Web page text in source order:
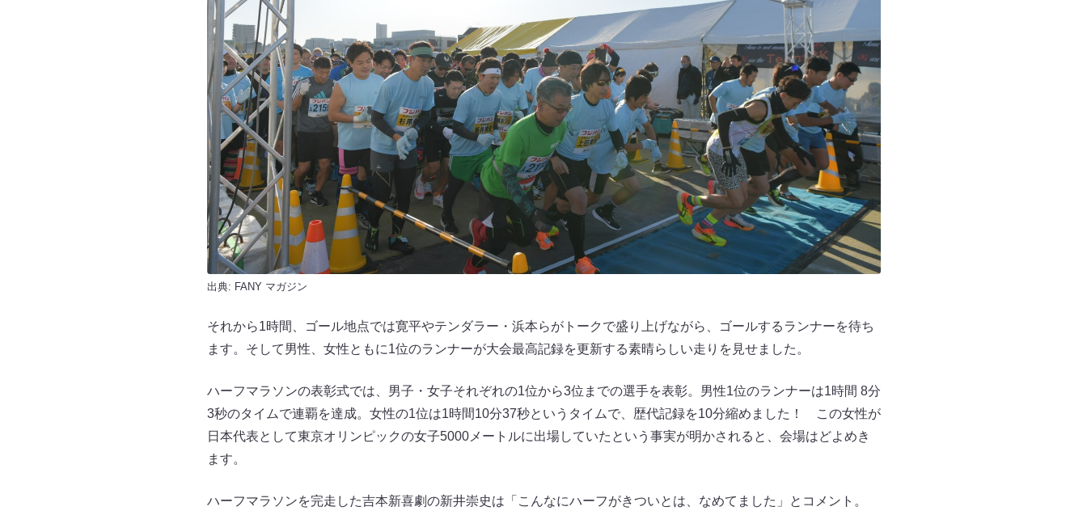
出典: FANY マガジン
それから1時間、ゴール地点では寛平やテンダラー・浜本らがトークで盛り上げながら、ゴールするランナーを待ち
ます。そして男性、女性ともに1位のランナーが大会最高記録を更新する素晴らしい走りを見せました。
ハーフマラソンの表彰式では、男子・女子それぞれの1位から3位までの選手を表彰。男性1位のランナーは1時間 8分
3秒のタイムで連覇を達成。女性の1位は1時間10分37秒というタイムで、歴代記録を10分縮めました！ この女性が
日本代表として東京オリンピックの女子5000メートルに出場していたという事実が明かされると、会場はどよめき
ます。
ハーフマラソンを完走した吉本新喜劇の新井崇史は「こんなにハーフがきついとは、なめてました」とコメント。